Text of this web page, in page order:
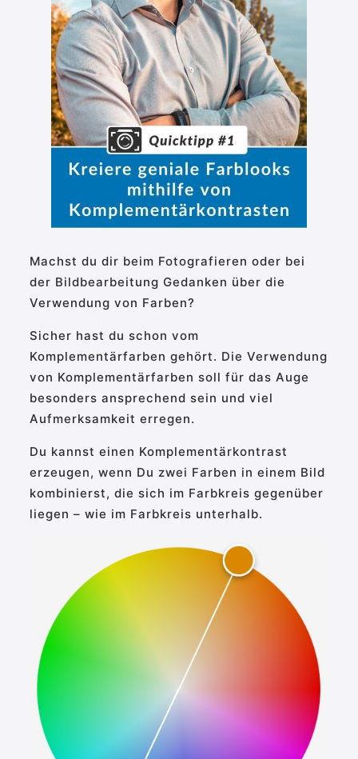
Machst du dir beim Fotografieren oder bei
der Bildbearbeitung Gedanken über die
Verwendung von Farben?
Sicher hast du schon vom
Komplementärfarben gehört. Die Verwendung
von Komplementärfarben soll für das Auge
besonders ansprechend sein und viel
Aufmerksamkeit erregen.
Du kannst einen Komplementärkontrast
erzeugen, wenn Du zwei Farben in einem Bild
kombinierst, die sich im Farbkreis gegenüber
liegen – wie im Farbkreis unterhalb.